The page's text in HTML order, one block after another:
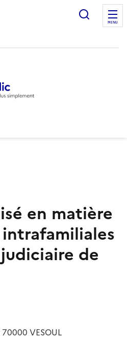
Ouvrir
MENU
en matière
de
70000 VESOUL